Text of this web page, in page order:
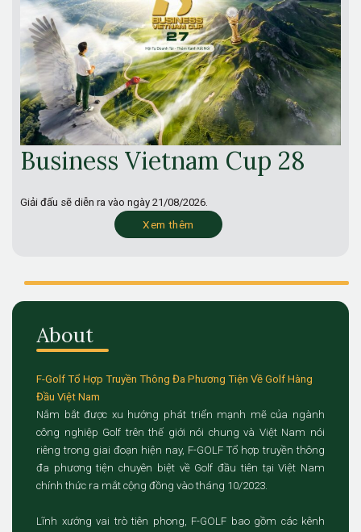
Business Vietnam Cup 28
Giải đấu sẽ diễn ra vào ngày 21/08/2026.
Xem thêm
About
F-Golf Tổ Hợp Truyền Thông Đa Phương Tiện Về Golf Hàng
Đầu Việt Nam
Nắm bắt được xu hướng phát triển mạnh mẽ của ngành
công nghiệp Golf trên thế giới nói chung và Việt Nam nói
riêng trong giai đoạn hiện nay, F-GOLF Tổ hợp truyền thông
đa phương tiện chuyên biệt về Golf đầu tiên tại Việt Nam
chính thức ra mắt cộng đồng vào tháng 10/2023.
Lĩnh xướng vai trò tiên phong, F-GOLF bao gồm các kênh